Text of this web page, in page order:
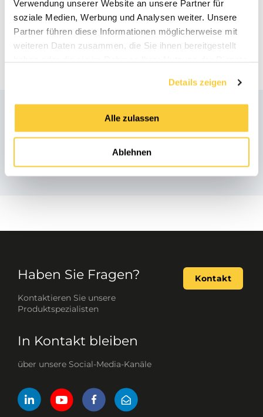
Verwendung unserer Website an unsere Partner für
soziale Medien, Werbung und Analysen weiter. Unsere
Partner führen diese Informationen möglicherweise mit
weiteren Daten zusammen, die Sie ihnen bereitgestellt
Details zeigen
Alle zulassen
Ablehnen
Downloads
Produktdatenblatt
Passende Produkte
Haben Sie Fragen?
Kontaktieren Sie unsere
Produktspezialisten
Kontakt
In Kontakt bleiben
über unsere Social-Media-Kanäle